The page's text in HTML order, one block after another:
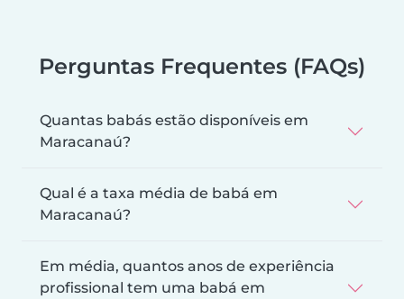
Perguntas Frequentes (FAQs)
Quantas babás estão disponíveis em
Maracanaú?
Qual é a taxa média de babá em
Maracanaú?
Em média, quantos anos de experiência
profissional tem uma babá em